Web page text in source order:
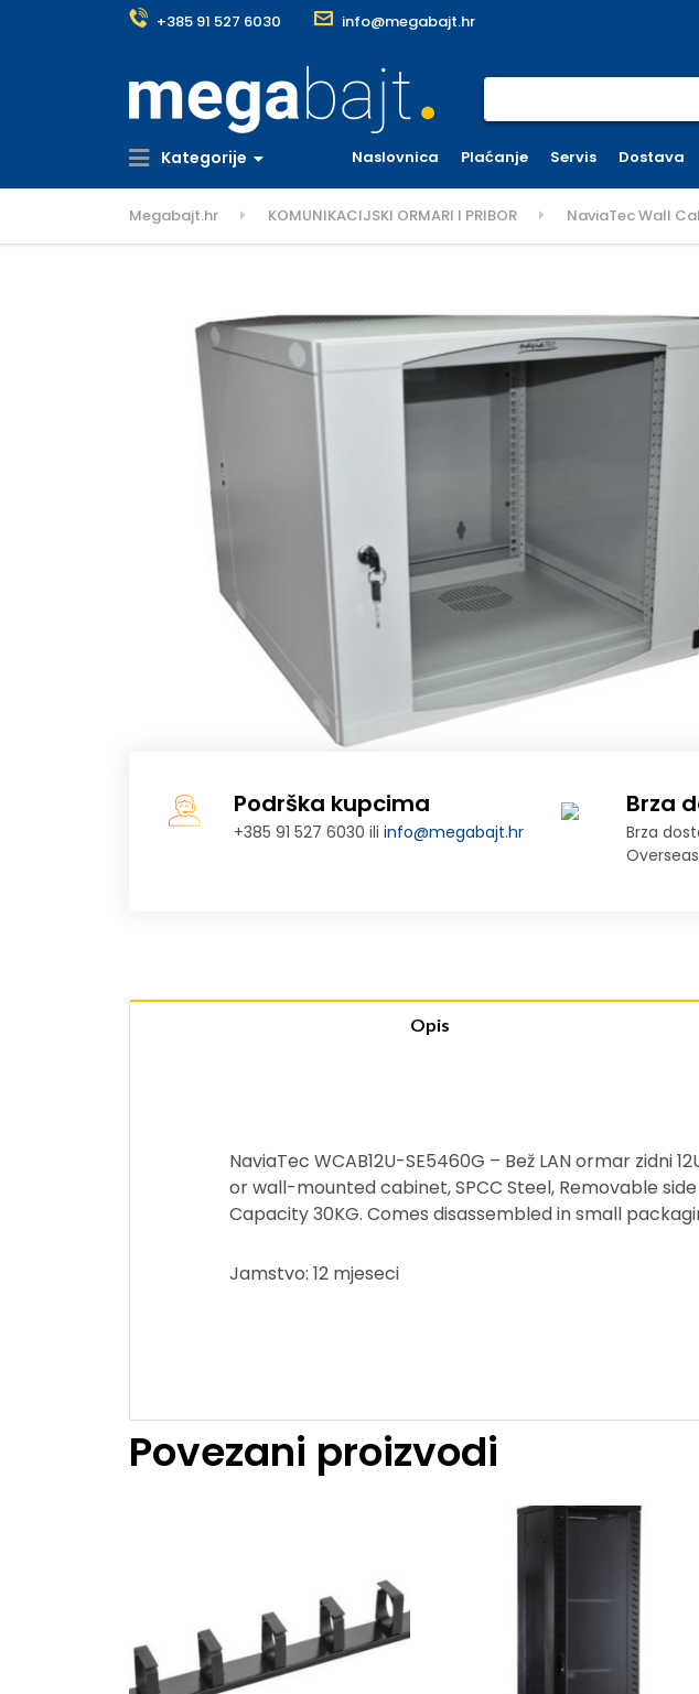
+385 91 527 6030 info@megabajt.hr
Kategorije Naslovnica Plaćanje Servis Dostava
Megabajt.hr KOMUNIKACIJSKI ORMARI I PRIBOR NaviaTec Wall
Podrška kupcima
+385 91 527 6030 iliinfo@megabajt.hr
Brza
Brza
Opis
NaviaTec WCAB12U-SE5460G – Bež LAN ormar zidni
or wall-mounted cabinet, SPCC Steel, Removable
Capacity 30KG. Comes disassembled in small
Jamstvo: 12 mjeseci
Povezani proizvodi